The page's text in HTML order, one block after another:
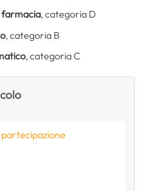
, categoria D
, categoria B
, categoria C
partecipazione